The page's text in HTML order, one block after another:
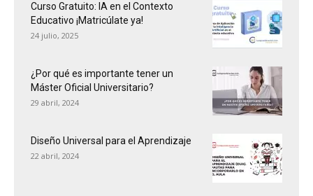
Curso Gratuito: IA en el Contexto
Educativo ¡Matricúlate ya!
24 julio, 2025
¿Por qué es importante tener un
Máster Oficial Universitario?
29 abril, 2024
Diseño Universal para el Aprendizaje
22 abril, 2024